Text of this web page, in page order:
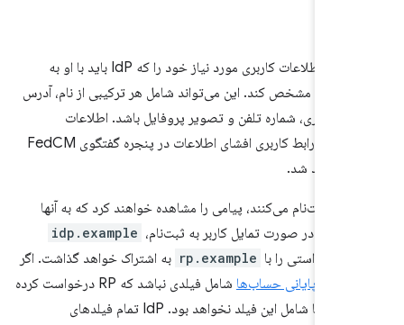
RP می‌تواند اطلاعات کاربری مورد نیاز خود را که IdP باید با او به
بگذارد، مشخص کند. این می‌تواند شامل هر ترکیبی از نام، آدرس
نام کاربری، شماره تلفن و تصویر پروفایل باشد. اطلاعات
درخواستی در رابط کاربری افشای اطلاعات در پنجره گفتگوی FedCM
که ثبت‌نام می‌کنند، پیامی را مشاهده خواهند کرد که به آنها
در صورت تمایل کاربر به ثبت‌نام، idp.example
درخواستی را با rp.example به اشتراک خواهد گذاشت. اگر
نقطه پایانی حساب‌ها
شامل فیلدی نباشد که RP درخواست کرده
است، متن افشا شامل این فیلد نخواهد بود. IdP تمام فیلدهای